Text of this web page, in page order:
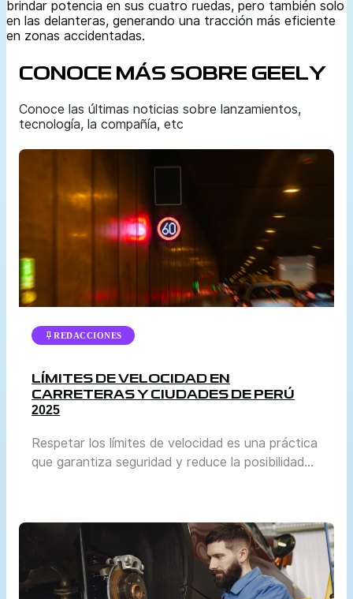
brindar potencia en sus cuatro ruedas, pero también solo
en las delanteras, generando una tracción más eficiente
en zonas accidentadas.
CONOCE MÁS SOBRE GEELY
Conoce las últimas noticias sobre lanzamientos,
tecnología, la compañía, etc
REDACCIONES
LÍMITES DE VELOCIDAD EN
CARRETERAS Y CIUDADES DE PERÚ
2025
Respetar los límites de velocidad es una práctica
que garantiza seguridad y reduce la posibilidad
parque automotor y a las condiciones reales de
tránsito en cada región. El Ministerio de
Transportes y Comunicaciones (MTC) y la
Superintendencia de Transporte Terrestre de […]